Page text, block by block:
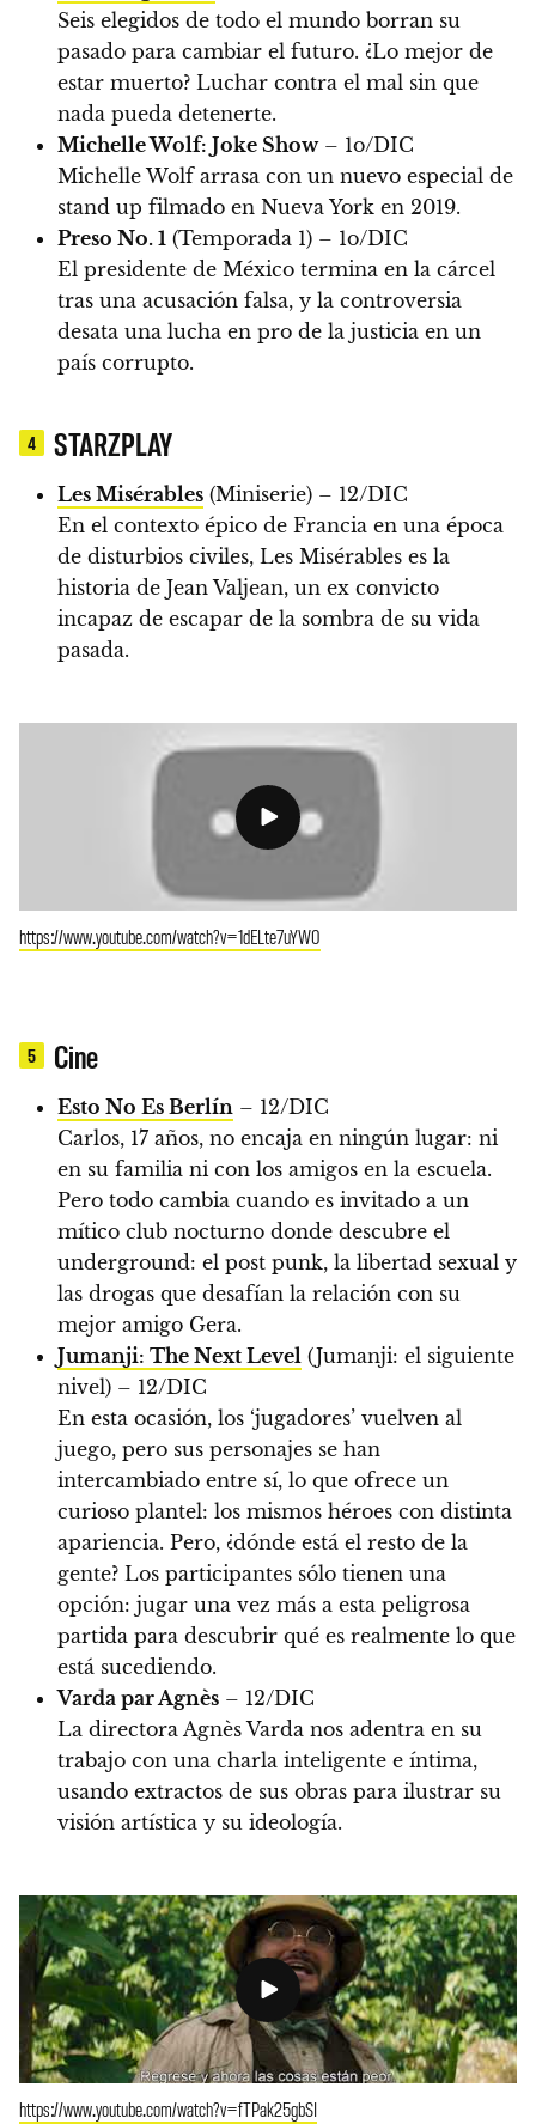
Seis elegidos de todo el mundo borran su
pasado para cambiar el futuro. ¿Lo mejor de
estar muerto? Luchar contra el mal sin que
nada pueda detenerte.
Michelle Wolf: Joke Show– 1o/DIC
Michelle Wolf arrasa con un nuevo especial de
stand up filmado en Nueva York en 2019.
Preso No. 1 (Temporada 1) – 1o/DIC
El presidente de México termina en la cárcel
tras una acusación falsa, y la controversia
desata una lucha en pro de la justicia en un
país corrupto.
4 STARZPLAY
Les Misérables (Miniserie) – 12/DIC
En el contexto épico de Francia en una época
de disturbios civiles, Les Misérables es la
historia de Jean Valjean, un ex convicto
incapaz de escapar de la sombra de su vida
pasada.
https://www.youtube.com/watch?v=1dELte7uYW0
5 Cine
Esto No Es Berlín – 12/DIC
Carlos, 17 años, no encaja en ningún lugar: ni
en su familia ni con los amigos en la escuela.
Pero todo cambia cuando es invitado a un
mítico club nocturno donde descubre el
underground: el post punk, la libertad sexual y
las drogas que desafían la relación con su
mejor amigo Gera.
Jumanji: The Next Level (Jumanji: el siguiente
nivel) – 12/DIC
En esta ocasión, los ‘jugadores’ vuelven al
juego, pero sus personajes se han
intercambiado entre sí, lo que ofrece un
curioso plantel: los mismos héroes con distinta
apariencia. Pero, ¿dónde está el resto de la
gente? Los participantes sólo tienen una
opción: jugar una vez más a esta peligrosa
partida para descubrir qué es realmente lo que
está sucediendo.
Varda par Agnès – 12/DIC
La directora Agnès Varda nos adentra en su
trabajo con una charla inteligente e íntima,
usando extractos de sus obras para ilustrar su
visión artística y su ideología.
https://www.youtube.com/watch?v=fTPak25gbSI